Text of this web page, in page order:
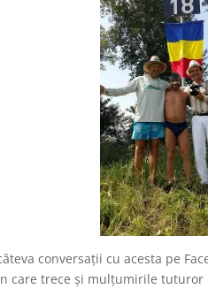
conversaţii cu acesta pe
care trece şi mulţumirile